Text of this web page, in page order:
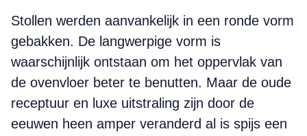
Stollen werden aanvankelijk in een ronde vorm
gebakken. De langwerpige vorm is
waarschijnlijk ontstaan om het oppervlak van
de ovenvloer beter te benutten. Maar de oude
receptuur en luxe uitstraling zijn door de
eeuwen heen amper veranderd al is spijs een